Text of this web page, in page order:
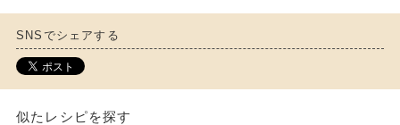
SNSでシェアする
似たレシピを探す